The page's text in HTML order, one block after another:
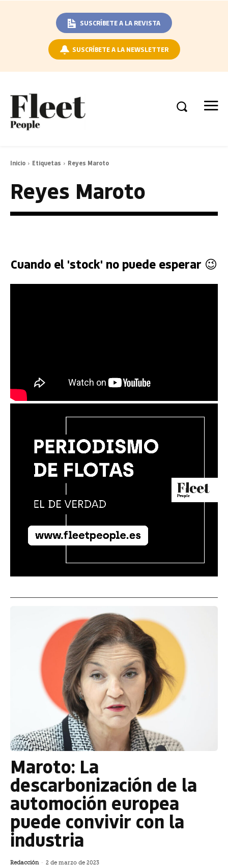
SUSCRÍBETE A LA REVISTA
SUSCRÍBETE A LA NEWSLETTER
Inicio Etiquetas Reyes Maroto
Reyes Maroto
Cuando el 'stock' no puede esperar 😉
Maroto: La
descarbonización de la
automoción europea
puede convivir con la
industria
Redacción - 2 de marzo de 2023